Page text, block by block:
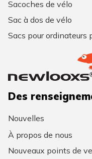
Sacoches de vélo
Sac à dos de vélo
Sacs pour ordinateurs
Des
Nouvelles
À propos de nous
Nouveaux points de